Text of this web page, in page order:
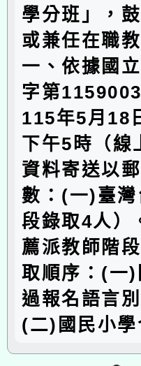
學分班」，
或兼任在職
一、依據國
字第
115年5月18
下午5時（線
資料寄送以
數：(一)臺
段錄取4人）
薦派教師階
取順序：(一
過報名語言
(二)國民小學